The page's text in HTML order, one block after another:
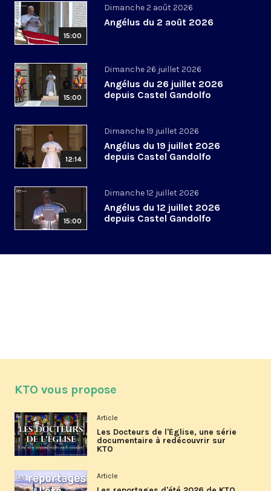
15:00
Dimanche 2 août 2026
Angélus du 2 août 2026
15:00
Dimanche 26 juillet 2026
Angélus du 26 juillet 2026
depuis Castel Gandolfo
12:14
Dimanche 19 juillet 2026
Angélus du 19 juillet 2026
depuis Castel Gandolfo
15:00
Dimanche 12 juillet 2026
Angélus du 12 juillet 2026
depuis Castel Gandolfo
KTO vous propose
Article
Les Docteurs de l'Église, une série
documentaire à redécouvrir sur
KTO
Article